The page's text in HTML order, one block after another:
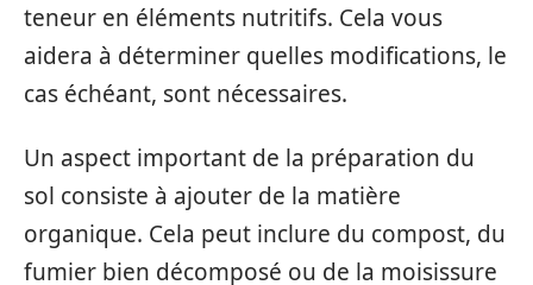
teneur en éléments nutritifs. Cela vous
aidera à déterminer quelles modifications, le
cas échéant, sont nécessaires.
Un aspect important de la préparation du
sol consiste à ajouter de la matière
organique. Cela peut inclure du compost, du
fumier bien décomposé ou de la moisissure